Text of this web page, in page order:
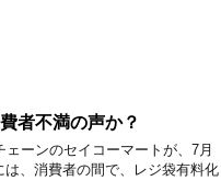
者不満の声か？
ーンのセイコーマートが、7月
、消費者の間で、レジ袋有料化